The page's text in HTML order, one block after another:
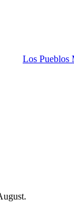
Los Pueblos